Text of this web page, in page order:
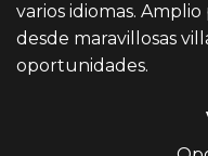
varios idiomas.
desde maravillosas
oportunidades.